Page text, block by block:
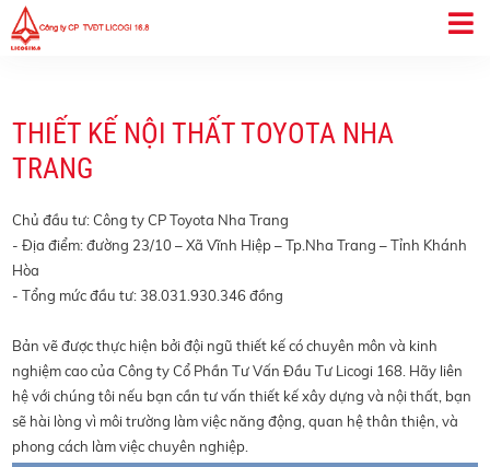
THIẾT KẾ NỘI THẤT TOYOTA NHA
TRANG
Chủ đầu tư: Công ty CP Toyota Nha Trang
- Địa điểm: đường 23/10 – Xã Vĩnh Hiệp – Tp.Nha Trang – Tỉnh Khánh
Hòa
- Tổng mức đầu tư: 38.031.930.346 đồng
Bản vẽ được thực hiện bởi đội ngũ thiết kế có chuyên môn và kinh
nghiệm cao của Công ty Cổ Phần Tư Vấn Đầu Tư Licogi 168. Hãy liên
hệ với chúng tôi nếu bạn cần tư vấn thiết kế xây dựng và nội thất, bạn
sẽ hài lòng vì môi trường làm việc năng động, quan hệ thân thiện, và
phong cách làm việc chuyên nghiệp.